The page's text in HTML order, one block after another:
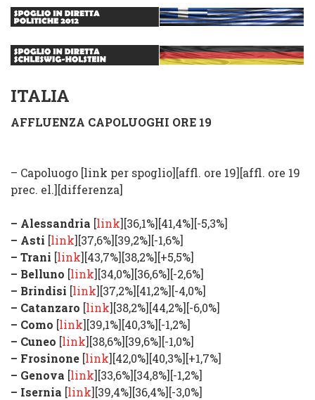
ITALIA
AFFLUENZA CAPOLUOGHI ORE 19
– Capoluogo [link per spoglio][affl. ore 19][affl. ore 19
prec. el.][differenza]
– Alessandria [link][36,1%][41,4%][-5,3%]
– Asti [link] [37,6%][39,2%] [-1,6%]
– Trani [link] [43,7%][38,2%] [+5,5%]
– Belluno [link] [34,0%][36,6%] [-2,6%]
– Brindisi [link] [37,2%][41,2%] [-4,0%]
– Catanzaro [link] [38,2%][44,2%] [-6,0%]
– Como [link] [39,1%][40,3%] [-1,2%]
– Cuneo [link] [38,6%][39,6%] [-1,0%]
– Frosinone [link] [42,0%][40,3%] [+1,7%]
– Genova [link] [33,6%][34,8%] [-1,2%]
– Isernia [link] [39,4%][36,4%] [-3,0%]